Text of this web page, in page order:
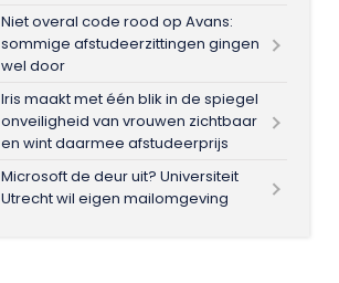
Niet overal code rood op Avans:
sommige afstudeerzittingen gingen
wel door
Iris maakt met één blik in de spiegel
onveiligheid van vrouwen zichtbaar
en wint daarmee afstudeerprijs
Microsoft de deur uit? Universiteit
Utrecht wil eigen mailomgeving